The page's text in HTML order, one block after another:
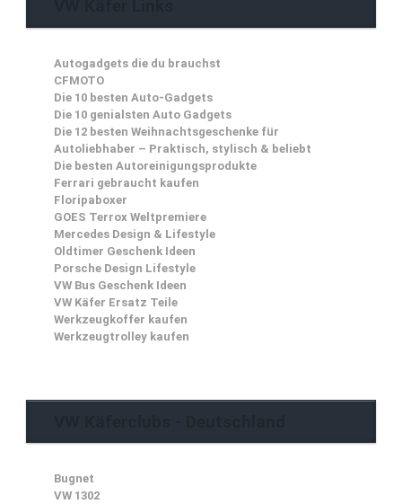
Autogadgets die du brauchst
CFMOTO
Die 10 besten Auto-Gadgets
Die 10 genialsten Auto Gadgets
Die 12 besten Weihnachtsgeschenke für
Autoliebhaber – Praktisch, stylisch & beliebt
Die besten Autoreinigungsprodukte
Ferrari gebraucht kaufen
Floripaboxer
GOES Terrox Weltpremiere
Mercedes Design & Lifestyle
Oldtimer Geschenk Ideen
Porsche Design Lifestyle
VW Bus Geschenk Ideen
VW Käfer Ersatz Teile
Werkzeugkoffer kaufen
Werkzeugtrolley kaufen
Bugnet
VW 1302